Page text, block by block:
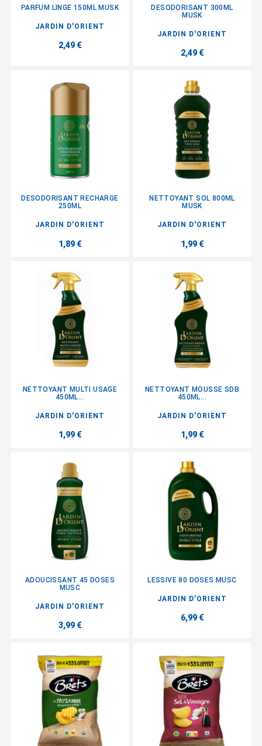
PARFUM LINGE 150ML MUSK
JARDIN D'ORIENT
2,49 €
DESODORISANT 300ML
MUSK
JARDIN D'ORIENT
2,49 €
DESODORISANT RECHARGE
250ML
JARDIN D'ORIENT
1,89 €
NETTOYANT SOL 800ML
MUSK
JARDIN D'ORIENT
1,99 €
NETTOYANT MULTI USAGE
450ML...
JARDIN D'ORIENT
1,99 €
NETTOYANT MOUSSE SDB
450ML...
JARDIN D'ORIENT
1,99 €
ADOUCISSANT 45 DOSES
MUSC
JARDIN D'ORIENT
3,99 €
LESSIVE 80 DOSES MUSC
JARDIN D'ORIENT
6,99 €